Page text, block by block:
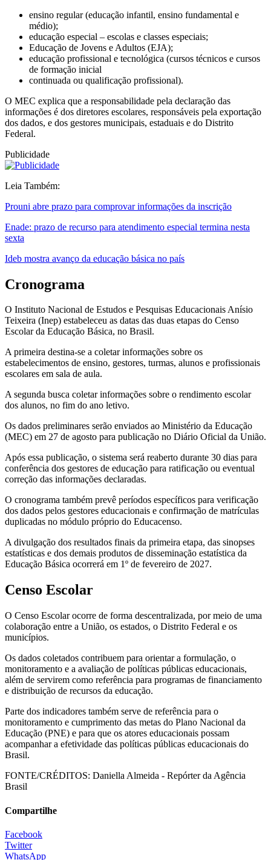
ensino regular (educação infantil, ensino fundamental e
médio);
educação especial – escolas e classes especiais;
Educação de Jovens e Adultos (EJA);
educação profissional e tecnológica (cursos técnicos e cursos
de formação inicial
continuada ou qualificação profissional).
O MEC explica que a responsabilidade pela declaração das
informações é dos diretores escolares, responsáveis pela exportação
dos dados, e dos gestores municipais, estaduais e do Distrito
Federal.
Publicidade
Leia Também:
Prouni abre prazo para comprovar informações da inscrição
Enade: prazo de recurso para atendimento especial termina nesta
sexta
Ideb mostra avanço da educação básica no país
Cronograma
O Instituto Nacional de Estudos e Pesquisas Educacionais Anísio
Teixeira (Inep) estabeleceu as datas das duas etapas do Censo
Escolar da Educação Básica, no Brasil.
A primeira destina-se a coletar informações sobre os
estabelecimentos de ensino, gestores, turmas, alunos e profissionais
escolares em sala de aula.
A segunda busca coletar informações sobre o rendimento escolar
dos alunos, no fim do ano letivo.
Os dados preliminares serão enviados ao Ministério da Educação
(MEC) em 27 de agosto para publicação no Diário Oficial da União.
Após essa publicação, o sistema será reaberto durante 30 dias para
conferência dos gestores de educação para ratificação ou eventual
correção das informações declaradas.
O cronograma também prevê períodos específicos para verificação
dos dados pelos gestores educacionais e confirmação de matrículas
duplicadas no módulo próprio do Educacenso.
A divulgação dos resultados finais da primeira etapa, das sinopses
estatísticas e dos demais produtos de disseminação estatística da
Educação Básica ocorrerá em 1º de fevereiro de 2027.
Censo Escolar
O Censo Escolar ocorre de forma descentralizada, por meio de uma
colaboração entre a União, os estados, o Distrito Federal e os
municípios.
Os dados coletados contribuem para orientar a formulação, o
monitoramento e a avaliação de políticas públicas educacionais,
além de servirem como referência para programas de financiamento
e distribuição de recursos da educação.
Parte dos indicadores também serve de referência para o
monitoramento e cumprimento das metas do Plano Nacional da
Educação (PNE) e para que os atores educacionais possam
acompanhar a efetividade das políticas públicas educacionais do
Brasil.
FONTE/CRÉDITOS: Daniella Almeida - Repórter da Agência
Brasil
Compartilhe
Facebook
Twitter
WhatsApp